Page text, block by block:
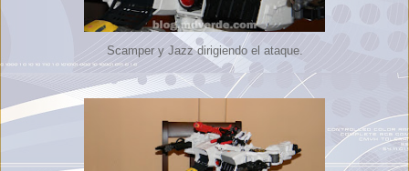
Scamper y Jazz dirigiendo el ataque.